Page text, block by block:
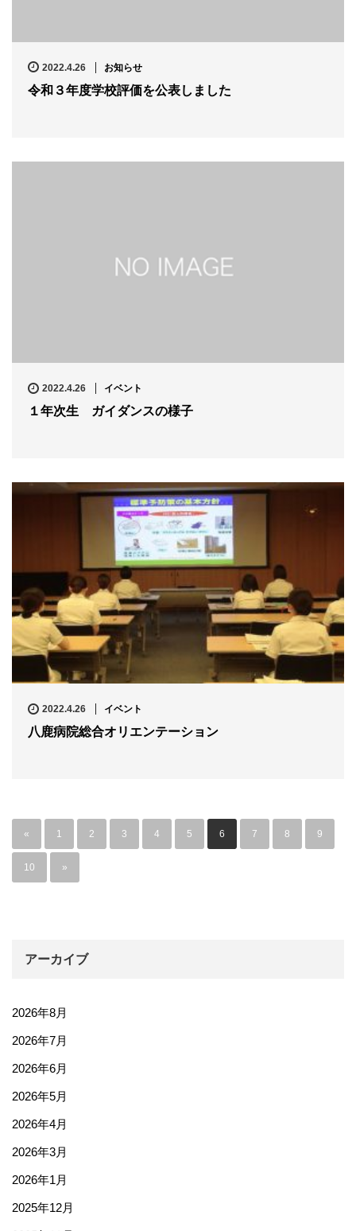
2022.4.26 お知らせ
令和３年度学校評価を公表しました
2022.4.26 イベント
１年次生 ガイダンスの様子
2022.4.26 イベント
八鹿病院総合オリエンテーション
« 1 2 3 4 5 6 7 8 9
10 »
アーカイブ
2026年8月
2026年7月
2026年6月
2026年5月
2026年4月
2026年3月
2026年1月
2025年12月